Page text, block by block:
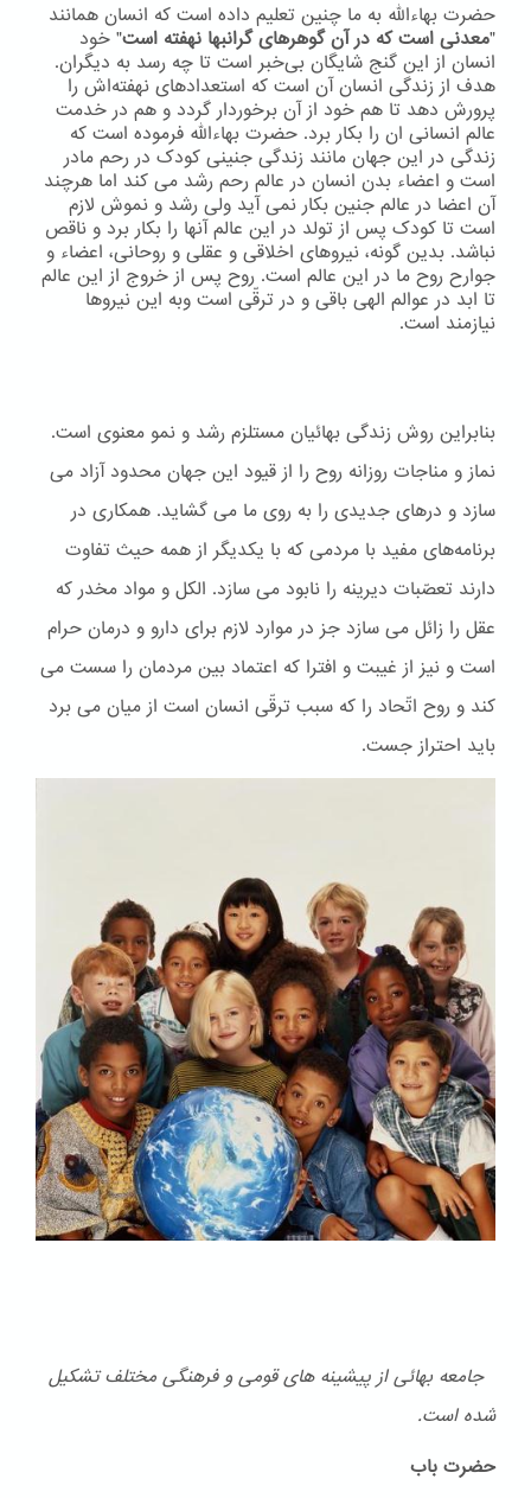
حضرت بهاءاللّه به ما چنین تعلیم داده است که انسان همانند
"معدنی است که در آن گوهرهای گرانبها نهفته است" خود
انسان از این گنج شایگان بی‌خبر است تا چه رسد به دیگران.
هدف از زندگی انسان آن است که استعدادهای نهفته‌اش را
پرورش دهد تا هم خود از آن برخوردار گردد و هم در خدمت
عالم انسانی ان را بکار برد. حضرت بهاءاللّه فرموده است که
زندگی در این جهان مانند زندگی جنینی کودک در رحم مادر
است و اعضاء بدن انسان در عالم رحم رشد می کند اما هرچند
آن اعضا در عالم جنین بکار نمی آید ولی رشد و نموش لازم
است تا کودک پس از تولد در این عالم آنها را بکار برد و ناقص
نباشد. بدین گونه، نیروهای اخلاقی و عقلی و روحانی، اعضاء و
جوارح روح ما در این عالم است. روح پس از خروج از این عالم
تا ابد در عوالم الهی باقی و در ترقّی است وبه اين نيروها
نيازمند است.
بنابراین روش زندگی بهائیان مستلزم رشد و نمو معنوی است.
نماز و مناجات روزانه روح را از قیود این جهان محدود آزاد می
سازد و درهای جدیدی را به روی ما می گشاید. همکاری در
برنامه‌های مفید با مردمی که با یکدیگر از همه حیث تفاوت
دارند تعصّبات دیرینه را نابود می سازد. الكل و مواد مخدر که
عقل را زائل می سازد جز در موارد لازم برای دارو و درمان حرام
است و نیز از غیبت و افترا که اعتماد بین مردمان را سست می
کند و روح اتّحاد را که سبب ترقّی انسان است از میان می برد
باید احتراز جست.
جامعه بهائی از پیشینه های قومی و فرهنگی مختلف تشكیل
شده است.
حضرت باب